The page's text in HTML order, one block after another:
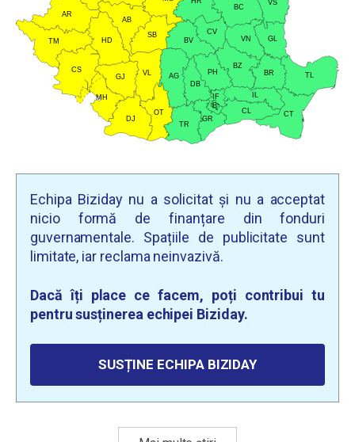
Echipa Biziday nu a solicitat și nu a acceptat
nicio formă de finanțare din fonduri
guvernamentale. Spațiile de publicitate sunt
limitate, iar reclama neinvazivă.
Dacă îți place ce facem, poți contribui tu
pentru susținerea echipei Biziday.
SUSȚINE ECHIPA BIZIDAY